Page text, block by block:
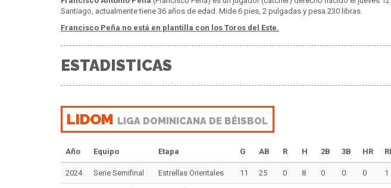
Santiago, actualmente tiene 36 años de edad. Mide 6 pies, 2 pulgadas y pesa 230 libras.
Francisco Peña no está en plantilla con los Toros del Este.
ESTADISTICAS
LIDOM LIGA DOMINICANA DE BÉISBOL
Año Equipo Etapa G AB R H 2B 3B HR
2024 Serie Semifinal Estrellas Orientales 11 25 0 8 0 0 0 1